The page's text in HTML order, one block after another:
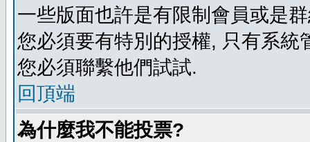
一些版面也許是有限制會員或是
您必須要有特別的授權, 只有系
您必須聯繫他們試試.
回頂端
為什麼我不能投票?